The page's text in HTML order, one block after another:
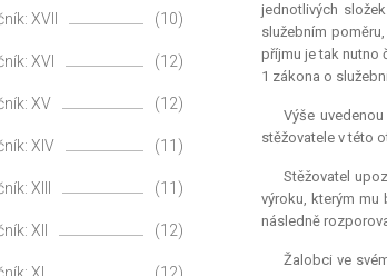
jednotlivých
služebním
příjmu je tak nutno
1 zákona o
Výše
stěžovatele v této
Stěžovatel
výroku, kterým
následně
Žalobci ve
XVII (10)
XVI (12)
XV (12)
XIV (11)
XIII (11)
XII (12)